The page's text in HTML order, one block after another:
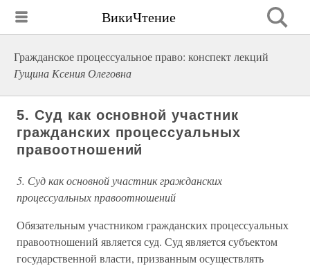
ВикиЧтение
Гражданское процессуальное право: конспект лекций
Гущина Ксения Олеговна
5. Суд как основной участник
гражданских процессуальных
правоотношений
5. Суд как основной участник гражданских
процессуальных правоотношений
Обязательным участником гражданских процессуальных
правоотношений является суд. Суд является субъектом
государственной власти, призванным осуществлять